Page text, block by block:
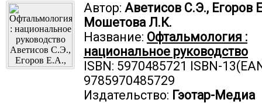
Автор: Аветисов С.Э., Егоров
Мошетова Л.К.
Название: Офтальмология :
национальное руководство
ISBN: 5970485721 ISBN-
9785970485729
Издательство: Гэотар-Медиа